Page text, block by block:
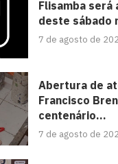
Flisamba será
deste sábado
7 de agosto de
Abertura de
Francisco
centenário...
7 de agosto de